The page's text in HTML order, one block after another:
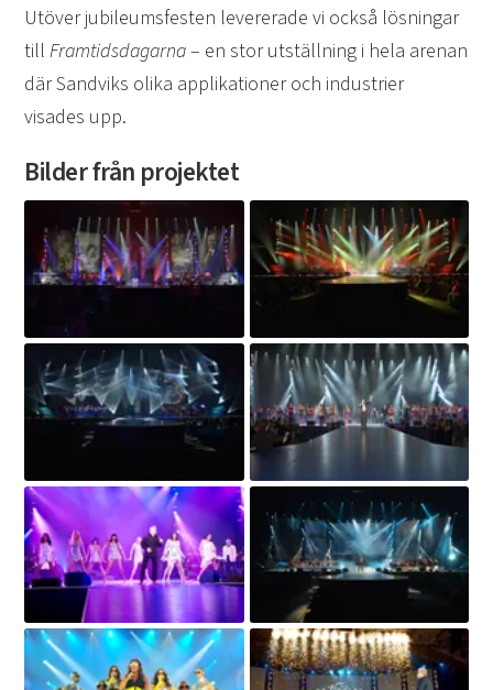
Utöver jubileumsfesten levererade vi också lösningar
tillFramtidsdagarna– en stor utställning i hela arenan
där Sandviks olika applikationer och industrier
visades upp.
Bilder från projektet